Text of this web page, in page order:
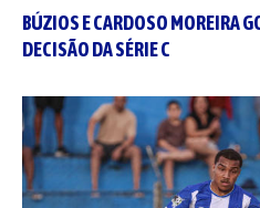
BÚZIOS E CARDOSO MOREIRA
DECISÃO DA SÉRIE C